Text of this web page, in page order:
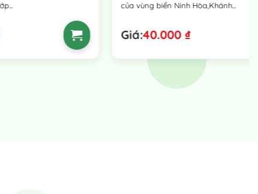
của vùng biển Ninh Hòa,Khánh...
Giá: 40.000₫